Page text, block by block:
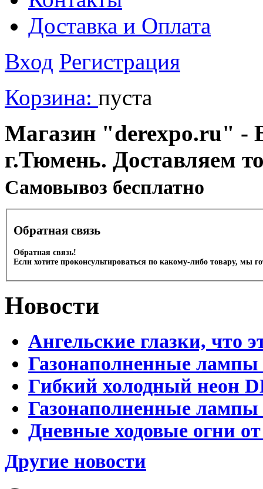
Доставка и Оплата
Вход Регистрация
Корзина: пуста
Магазин "derexpo.ru" -
г.Тюмень. Доставляем
Cамовывоз бесплатно
Обратная связь
Обратная связь!
Если хотите проконсультироваться по какому-либо товару, мы
Новости
Ангельские глазки, что
Газонаполненные
Гибкий холодный неон
Газонаполненные
Дневные ходовые огни
Другие новости